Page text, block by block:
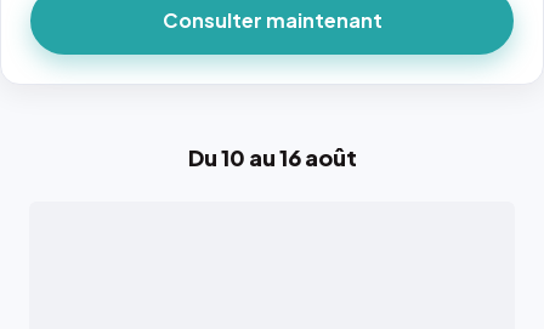
Du 10 au 16 août
Consulter maintenant